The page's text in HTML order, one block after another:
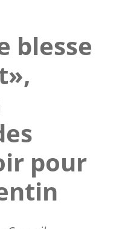
blesse
pour